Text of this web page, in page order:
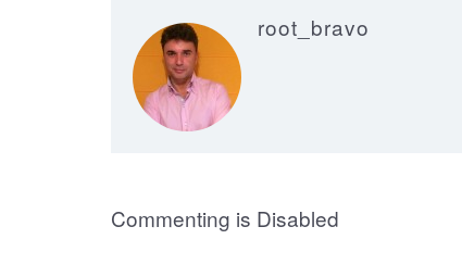
root_bravo
Commenting is Disabled